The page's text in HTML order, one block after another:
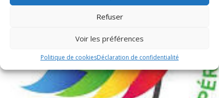
Refuser
Voir les préférences
Politique de cookiesDéclaration de confidentialité